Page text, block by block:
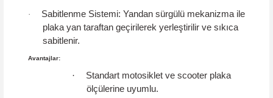
· Sabitlenme Sistemi: Yandan sürgülü mekanizma ile
plaka yan taraftan geçirilerek yerleştirilir ve sıkıca
sabitlenir.
Avantajlar:
·
Standart motosiklet ve scooter plaka
ölçülerine uyumlu.